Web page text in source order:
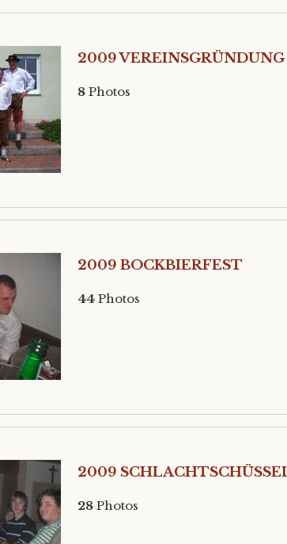
2009
8 Photos
2009 BOCKBIERFEST
44 Photos
2009
28 Photos